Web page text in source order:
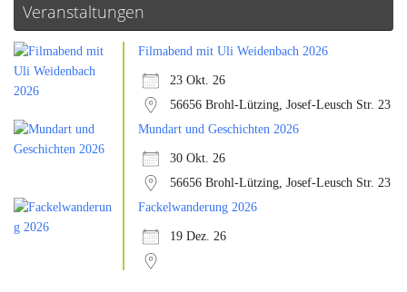
Veranstaltungen
Filmabend mit Uli Weidenbach 2026
23 Okt. 26
56656 Brohl-Lützing, Josef-Leusch Str. 23
Mundart und Geschichten 2026
30 Okt. 26
56656 Brohl-Lützing, Josef-Leusch Str. 23
Fackelwanderung 2026
19 Dez. 26